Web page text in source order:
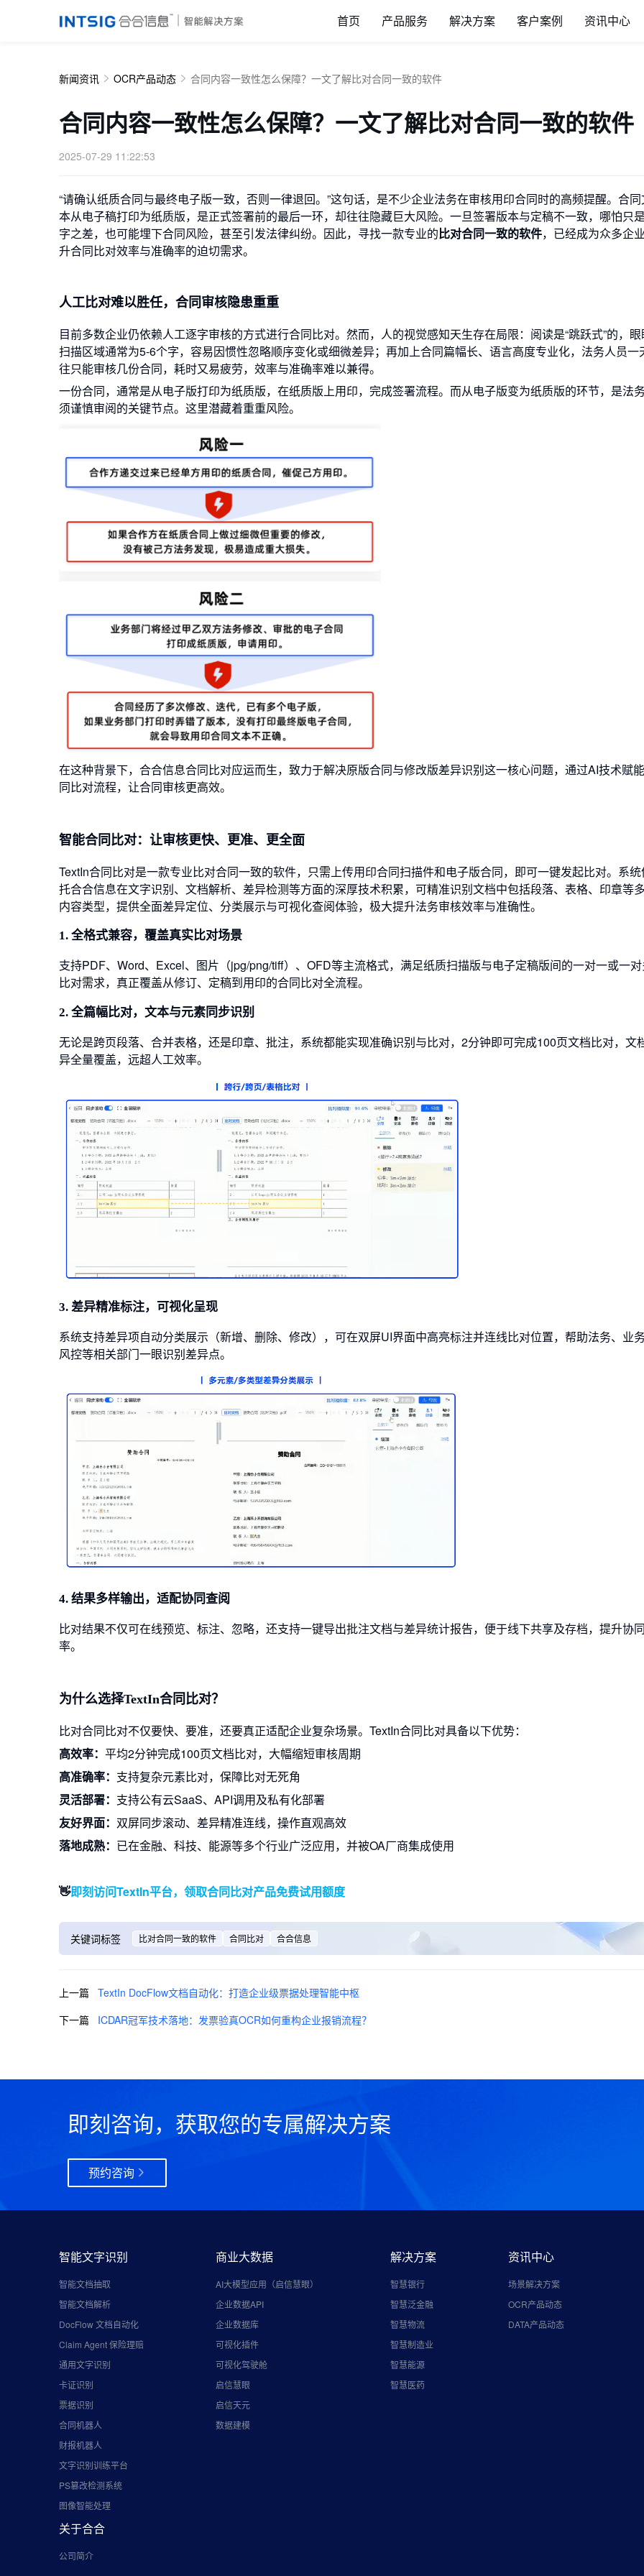
首页 产品服务 解决方案 客户案例 资讯中心
新闻资讯 OCR产品动态 合同内容一致性怎么保障？一文了解比对合同一致的软件
合同内容一致性怎么保障？一文了解比对合同一致的软件
2025-07-29 11:22:53
“请确认纸质合同与最终电子版一致，否则一律退回。”这句话，是不少企业法务在审核用印合同时的高频提醒。合
本从电子稿打印为纸质版，是正式签署前的最后一环，却往往隐藏巨大风险。一旦签署版本与定稿不一致，哪怕只
字之差，也可能埋下合同风险，甚至引发法律纠纷。因此，寻找一款专业的比对合同一致的软件，已经成为众多企
升合同比对效率与准确率的迫切需求。
人工比对难以胜任，合同审核隐患重重
目前多数企业仍依赖人工逐字审核的方式进行合同比对。然而，人的视觉感知天生存在局限：阅读是“跳跃式”的，
扫描区域通常为5-6个字，容易因惯性忽略顺序变化或细微差异；再加上合同篇幅长、语言高度专业化，法务人员一
往只能审核几份合同，耗时又易疲劳，效率与准确率难以兼得。
一份合同，通常是从电子版打印为纸质版，在纸质版上用印，完成签署流程。 而从电子版变为纸质版的环节，是法
须谨慎审阅的关键节点。这里潜藏着重重风险。
在这种背景下，合合信息合同比对应运而生，致力于解决原版合同与修改版差异识别这一核心问题，通过AI技术赋
同比对流程，让合同审核更高效。
智能合同比对：让审核更快、更准、更全面
TextIn合同比对是一款专业比对合同一致的软件，只需上传用印合同扫描件和电子版合同，即可一键发起比对。系
托合合信息在文字识别、文档解析、差异检测等方面的深厚技术积累，可精准识别文档中包括段落、表格、印章等
内容类型，提供全面差异定位、分类展示与可视化查阅体验，极大提升法务审核效率与准确性。
1. 全格式兼容，覆盖真实比对场景
支持PDF、Word、Excel、图片（jpg/png/tiff）、OFD等主流格式，满足纸质扫描版与电子定稿版间的一对一或一
比对需求，真正覆盖从修订、定稿到用印的合同比对全流程。
2. 全篇幅比对，文本与元素同步识别
无论是跨页段落、合并表格，还是印章、批注，系统都能实现准确识别与比对，2分钟即可完成100页文档比对，文
异全量覆盖，远超人工效率。
3. 差异精准标注，可视化呈现
系统支持差异项自动分类展示（新增、删除、修改），可在双屏UI界面中高亮标注并连线比对位置，帮助法务、业
风控等相关部门一眼识别差异点。
4. 结果多样输出，适配协同查阅
比对结果不仅可在线预览、标注、忽略，还支持一键导出批注文档与差异统计报告，便于线下共享及存档，提升协
率。
为什么选择TextIn合同比对？
比对合同比对不仅要快、要准，还要真正适配企业复杂场景。TextIn合同比对具备以下优势：
高效率： 平均2分钟完成100页文档比对，大幅缩短审核周期
高准确率： 支持复杂元素比对，保障比对无死角
灵活部署： 支持公有云SaaS、API调用及私有化部署
友好界面： 双屏同步滚动、差异精准连线，操作直观高效
落地成熟： 已在金融、科技、能源等多个行业广泛应用，并被OA厂商集成使用
👋即刻访问TextIn平台，领取合同比对产品免费试用额度
关键词标签 比对合同一致的软件 合同比对 合合信息
上一篇 TextIn​ DocFlow文档自动化：打造企业级票据处理智能中枢
下一篇
ICDAR冠军技术落地：发票验真OCR如何重构企业报销流程？
即刻咨询，获取您的专属解决方案
预约咨询
智能文字识别
智能文档抽取
智能文档解析
DocFlow 文档自动化
Claim Agent 保险理赔
通用文字识别
卡证识别
票据识别
合同机器人
财报机器人
文字识别训练平台
PS篡改检测系统
图像智能处理
商业大数据
AI大模型应用（启信慧眼）
企业数据API
企业数据库
可视化插件
可视化驾驶舱
启信慧眼
启信天元
数据建模
解决方案
智慧银行
智慧泛金融
智慧物流
智慧制造业
智慧能源
智慧医药
资讯中心
场景解决方案
OCR产品动态
DATA产品动态
关于合合
公司简介